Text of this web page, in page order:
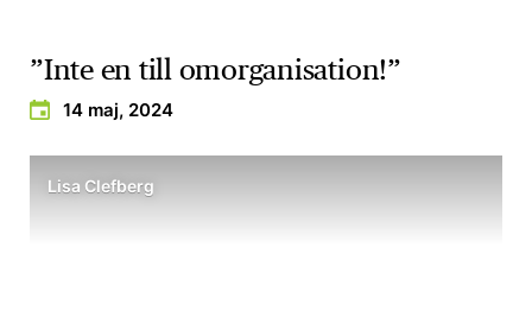
”Inte en till omorganisation!”
14 maj, 2024
Lisa Clefberg